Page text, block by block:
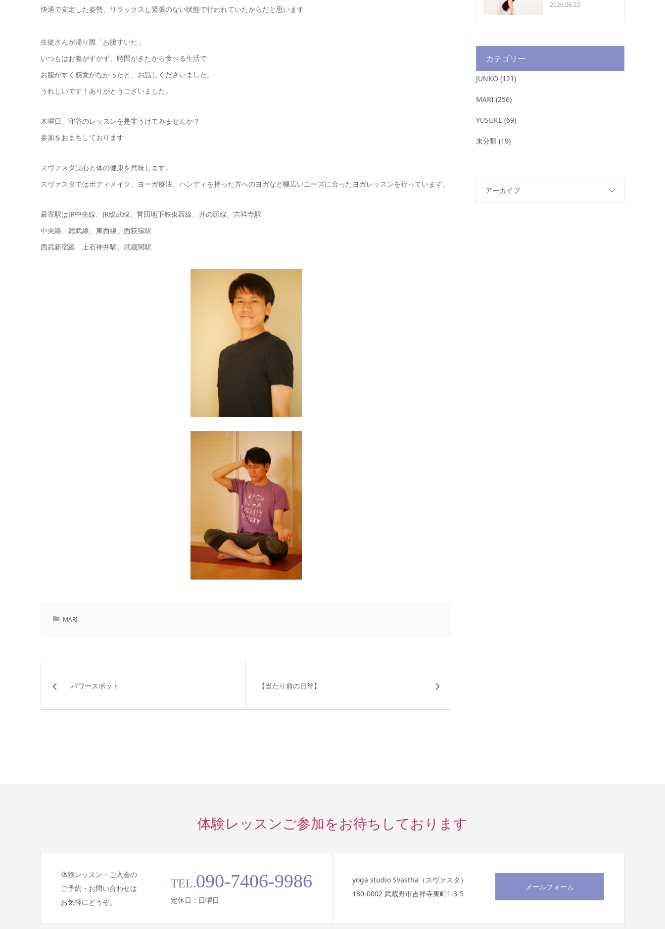
快適で安定した姿勢、リラックスし緊張のない状態で行われていたからだと思います
生徒さんが帰り際「お腹すいた」
いつもはお腹がすかず、時間がきたから食べる生活で
お腹がすく感覚がなかったと、お話しくださいました。
うれしいです！ありがとうございました。
木曜日、守谷のレッスンを是非うけてみませんか？
参加をおまちしております
スヴァスタは心と体の健康を意味します。
スヴァスタではボディメイク、ヨーガ療法、ハンディを持った方へのヨガなど幅広いニーズに合ったヨガレッスンを行っています。
最寄駅はJR中央線、JR総武線、営団地下鉄東西線、井の頭線、吉祥寺駅
中央線、総武線、東西線、西荻窪駅
西武新宿線 上石神井駅、武蔵関駅
MARI
パワースポット 【当たり前の日常】
2026.06.22
カテゴリー
JUNKO (121)
MARI (256)
YUSUKE (69)
未分類 (19)
アーカイブ
体験レッスンご参加をお待ちしております
体験レッスン・ご入会の
ご予約・お問い合わせは
お気軽にどうぞ。
TEL.090-7406-9986
定休日：日曜日
yoga studio Svastha（スヴァスタ）
180-0002 武蔵野市吉祥寺東町1-3-5
メールフォーム